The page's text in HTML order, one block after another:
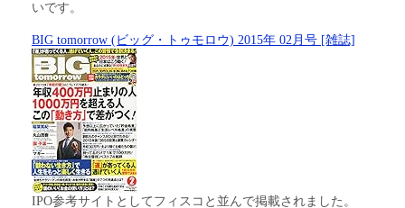
いです。
BIG tomorrow (ビッグ・トゥモロウ) 2015年 02月号 [雑誌]
IPO参考サイトとしてフィスコと並んで掲載されました。